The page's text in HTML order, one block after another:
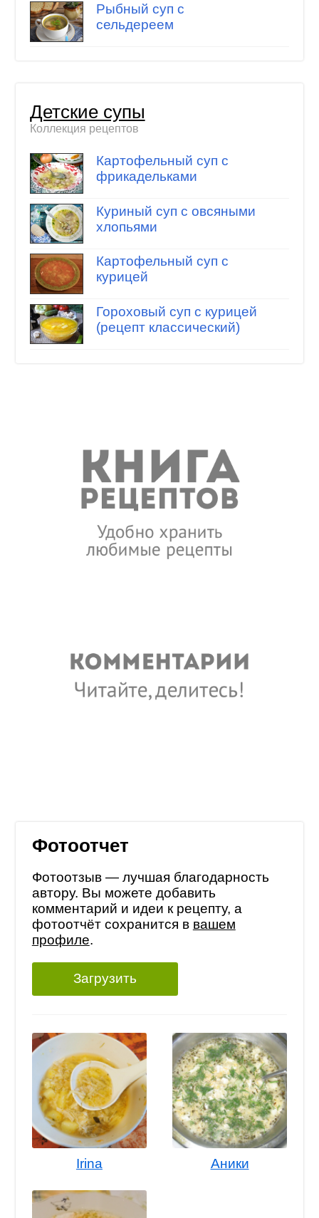
Рыбный суп с
сельдереем
Детские супы
Коллекция рецептов
Картофельный суп с
фрикадельками
Куриный суп с овсяными
хлопьями
Картофельный суп с
курицей
Гороховый суп с курицей
(рецепт классический)
Фотоотчет
Фотоотзыв — лучшая благодарность
автору. Вы можете добавить
комментарий и идеи к рецепту, а
фотоотчёт сохранится в вашем
профиле.
Загрузить
Irina Аники